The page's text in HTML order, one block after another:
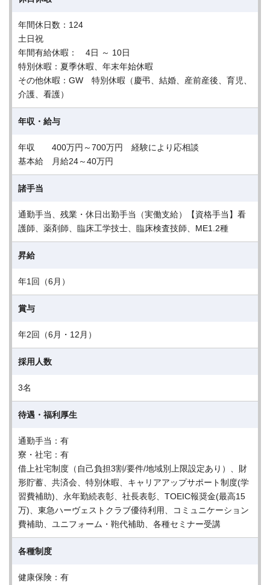
年間休日数：124
土日祝
年間有給休暇： 4日 ～ 10日
特別休暇：夏季休暇、年末年始休暇
その他休暇：GW 特別休暇（慶弔、結婚、産前産後、育児、
介護、看護）
年収・給与
年収 400万円～700万円 経験により応相談
基本給 月給24～40万円
諸手当
通勤手当、残業・休日出勤手当（実働支給）【資格手当】看
護師、薬剤師、臨床工学技士、臨床検査技師、ME1.2種
昇給
年1回（6月）
賞与
年2回（6月・12月）
採用人数
3名
待遇・福利厚生
通勤手当：有
寮・社宅：有
借上社宅制度（自己負担3割/要件/地域別上限設定あり）、財
形貯蓄、共済会、特別休暇、キャリアアップサポート制度(学
習費補助)、永年勤続表彰、社長表彰、TOEIC報奨金(最高15
万)、東急ハーヴェストクラブ優待利用、コミュニケーション
費補助、ユニフォーム・鞄代補助、各種セミナー受講
各種制度
健康保険：有